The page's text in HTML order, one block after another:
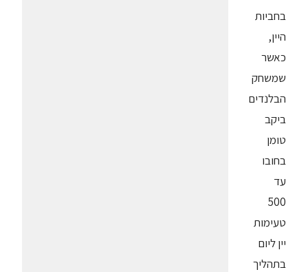
בחביות
היין,
כאשר
שמשחק
הבלנדים
ביקב
טומן
בחובו
עד
500
טעימות
יין ליום
בתהליך